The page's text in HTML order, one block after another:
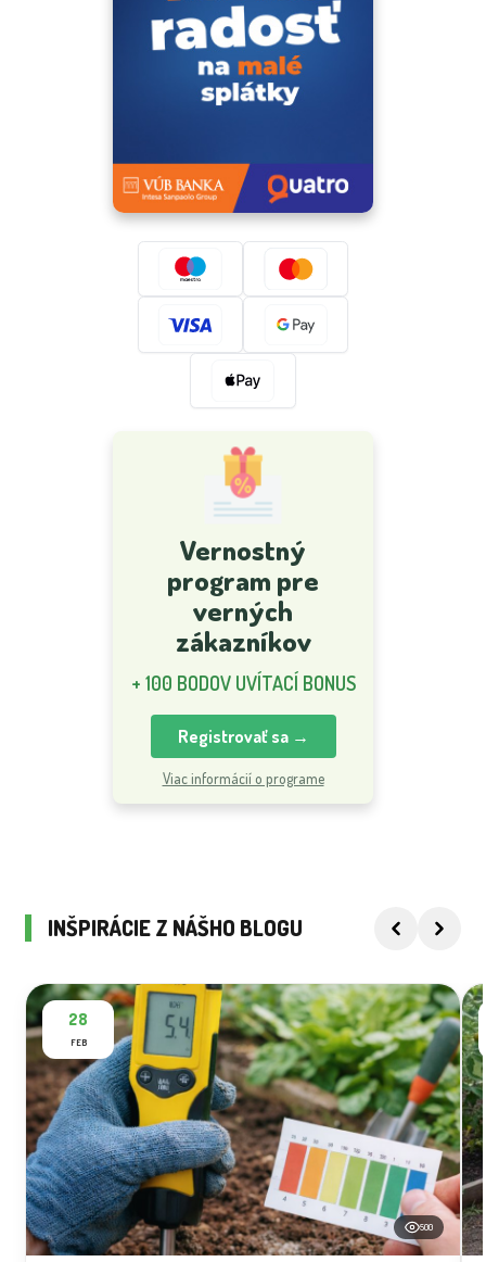
Vernostný
program pre
verných
zákazníkov
+ 100 BODOV UVÍTACÍ BONUS
Registrovať sa →
Viac informácií o programe
INŠPIRÁCIE Z NÁŠHO BLOGU
28
FEB
500